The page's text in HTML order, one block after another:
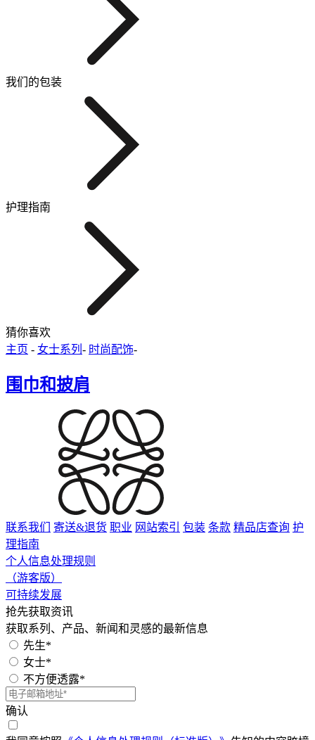
我们的包装
护理指南
猜你喜欢
主页 - 女士系列 - 时尚配饰-
围巾和披肩
联系我们 寄送&退货 职业 网站索引 包装 条款 精品店查询 护
理指南
个人信息处理规则
（游客版）
可持续发展
抢先获取资讯
获取系列、产品、新闻和灵感的最新信息
先生*
女士*
不方便透露*
确认